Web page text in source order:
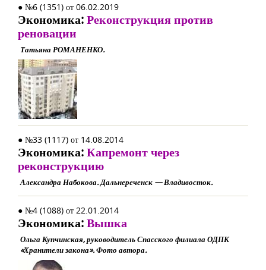
● №6 (1351) от 06.02.2019
Экономика:Реконструкция против
реновации
Татьяна РОМАНЕНКО.
● №33 (1117) от 14.08.2014
Экономика:Капремонт через
реконструкцию
Александра Набокова. Дальнереченск — Владивосток.
● №4 (1088) от 22.01.2014
Экономика:Вышка
Ольга Купчинская, руководитель Спасского филиала ОДПК
«Хранители закона». Фото автора.